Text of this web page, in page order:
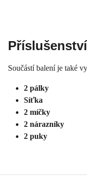
Součástí balení je také
2 pálky
Síťka
2 míčky
2 nárazníky
2 puky